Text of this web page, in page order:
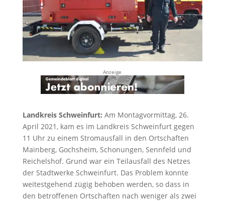
Anzeige
Landkreis Schweinfurt: Am Montagvormittag, 26.
April 2021, kam es im Landkreis Schweinfurt gegen
11 Uhr zu einem Stromausfall in den Ortschaften
Mainberg, Gochsheim, Schonungen, Sennfeld und
Reichelshof. Grund war ein Teilausfall des Netzes
der Stadtwerke Schweinfurt. Das Problem konnte
weitestgehend zügig behoben werden, so dass in
den betroffenen Ortschaften nach weniger als zwei